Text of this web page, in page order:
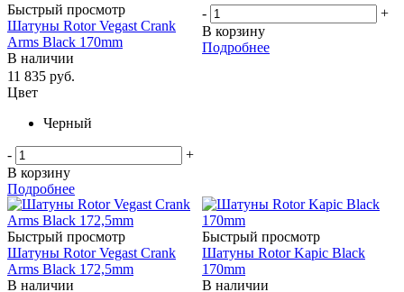
Быстрый просмотр
Шатуны Rotor Vegast Crank
Arms Black 170mm
В наличии
11 835 руб.
Цвет
Черный
-
+
В корзину
Подробнее
-
+
В корзину
Подробнее
Быстрый просмотр
Шатуны Rotor Vegast Crank
Arms Black 172,5mm
В наличии
Быстрый просмотр
Шатуны Rotor Kapic Black
170mm
В наличии